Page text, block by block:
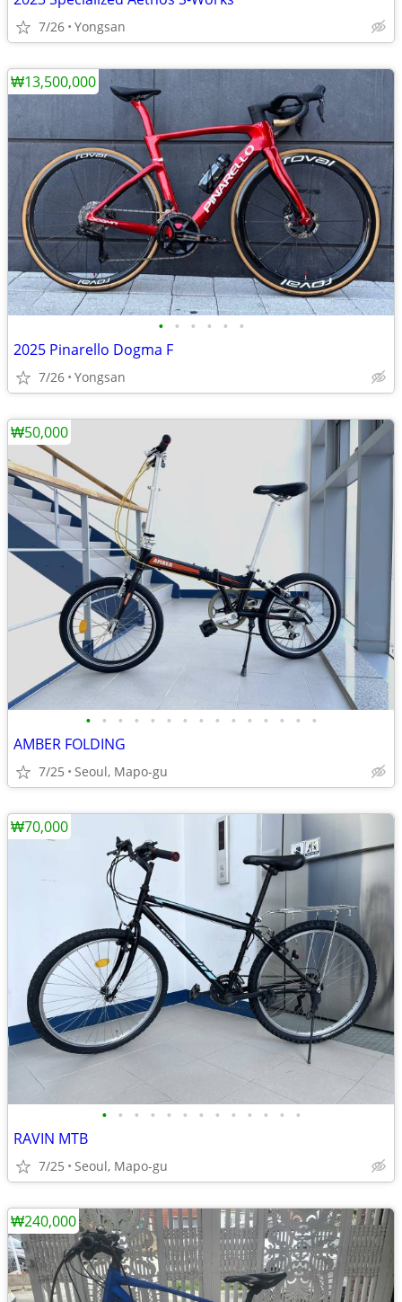
7/26 Yongsan
• • • • • •
2025 Pinarello Dogma F
7/26 Yongsan
₩13,500,000
• • • • • • • • • • • • • • •
AMBER FOLDING
7/25 Seoul, Mapo-gu
₩50,000
• • • • • • • • • • • • •
RAVIN MTB
7/25 Seoul, Mapo-gu
₩70,000
₩240,000